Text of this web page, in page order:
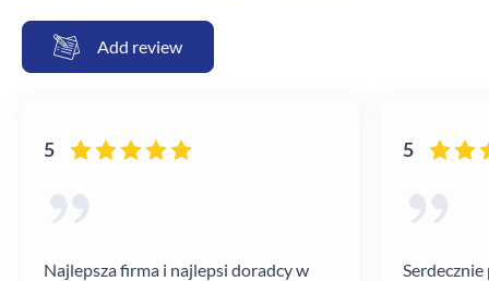
Add review
5
Najlepsza firma i najlepsi doradcy w
5